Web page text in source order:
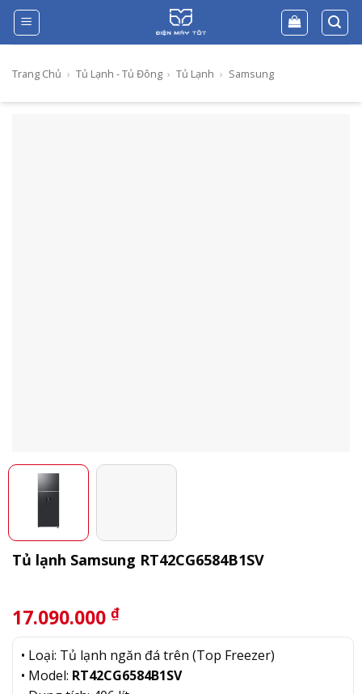
Skip
content
Trang Chủ › Tủ Lạnh - Tủ Đông › Tủ Lạnh › Samsung
Tủ lạnh Samsung RT42CG6584B1SV
17.090.000 ₫
• Loại: Tủ lạnh ngăn đá trên (Top Freezer)
• Model: RT42CG6584B1SV